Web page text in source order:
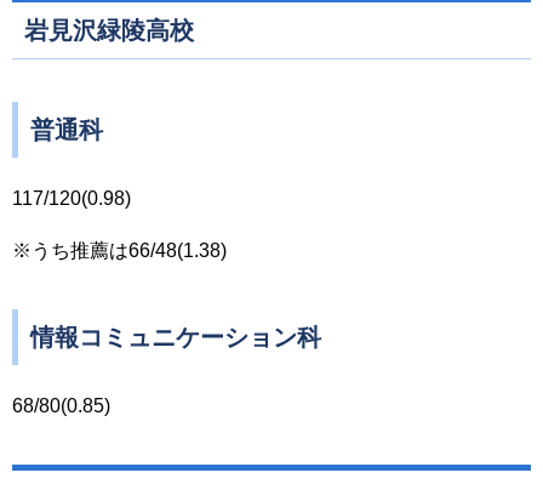
岩見沢緑陵高校
普通科
117/120(0.98)
※うち推薦は66/48(1.38)
情報コミュニケーション科
68/80(0.85)